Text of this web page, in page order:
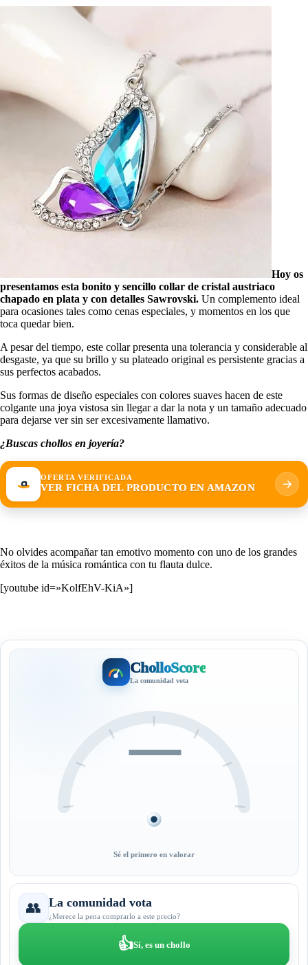
Hoy os
presentamos esta bonito y sencillo collar de cristal austriaco
chapado en plata y con detalles Sawrovski. Un complemento ideal
para ocasiones tales como cenas especiales, y momentos en los que
toca quedar bien.
A pesar del tiempo, este collar presenta una tolerancia y considerable al
desgaste, ya que su brillo y su plateado original es persistente gracias a
sus perfectos acabados.
Sus formas de diseño especiales con colores suaves hacen de este
colgante una joya vistosa sin llegar a dar la nota y un tamaño adecuado
para dejarse ver sin ser excesivamente llamativo.
¿Buscas chollos en joyería?
OFERTA VERIFICADA
VER FICHA DEL PRODUCTO EN AMAZON
No olvides acompañar tan emotivo momento con uno de los grandes
éxitos de la música romántica con tu flauta dulce.
[youtube id=»KolfEhV-KiA»]
CholloScore
La comunidad vota
—
Sé el primero en valorar
👥 La comunidad vota
¿Merece la pena comprarlo a este precio?
👍Sí, es un chollo